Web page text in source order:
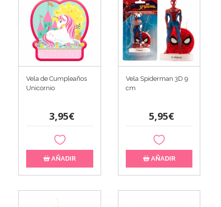
Vela de Cumpleaños
Unicornio
3,95€
AÑADIR
Vela Spiderman 3D 9
cm
5,95€
AÑADIR